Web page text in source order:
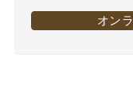
オン